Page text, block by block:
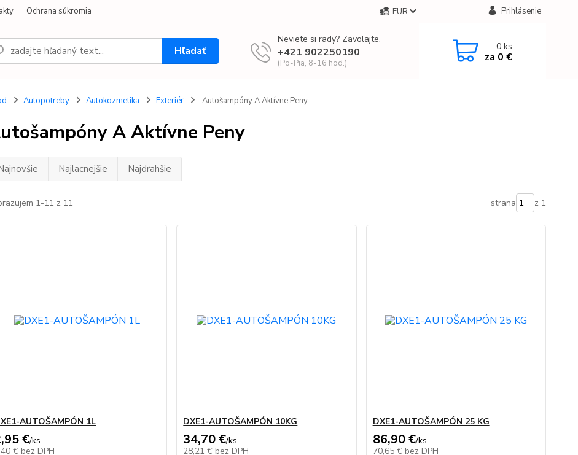
Ochrana súkromia EUR Prihlásenie
Hľadať
Neviete si rady? Zavolajte.
+421 902250190
(Po-Pia, 8-16 hod.)
0ks
za 0 €
Autopotreby Autokozmetika Exteriér Autošampóny A Aktívne Peny
A Aktívne Peny
Najlacnejšie Najdrahšie
1-11 z 11 strana z 1
AUTOŠAMPÓN 1L
€/ks
€ bez DPH
DXE1-AUTOŠAMPÓN 10KG
34,70 €/ks
28,21 € bez DPH
DXE1-AUTOŠAMPÓN 25 KG
86,90 €/ks
70,65 € bez DPH